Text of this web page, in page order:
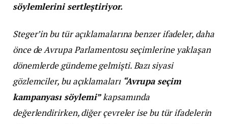
söylemlerini sertleştiriyor.
Steger’in bu tür açıklamalarına benzer ifadeler, daha
önce de Avrupa Parlamentosu seçimlerine yaklaşan
dönemlerde gündeme gelmişti. Bazı siyasi
gözlemciler, bu açıklamaları “Avrupa seçim
kampanyası söylemi”kapsamında
değerlendirirken, diğer çevreler ise bu tür ifadelerin